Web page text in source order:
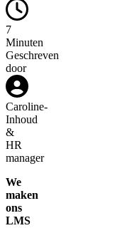
7
Minuten
Geschreven
door
Caroline-
Inhoud
&
HR
manager
We
maken
ons
LMS